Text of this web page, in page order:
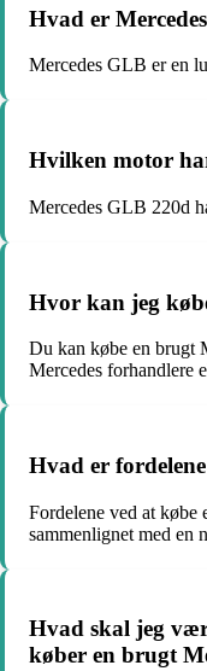
Hvad er
Mercedes GLB er en
Hvilken motor
Mercedes GLB 220d
Hvor kan jeg
Du kan købe en brugt
Mercedes forhandlere
Hvad er
Fordelene ved at
sammenlignet med en
Hvad skal jeg
køber en brugt